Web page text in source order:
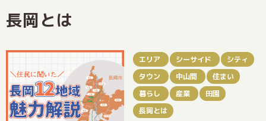
長岡とは
エリア シーサイド
シティ
タウン
中山間
住まい
暮らし
産業
田園
長岡とは